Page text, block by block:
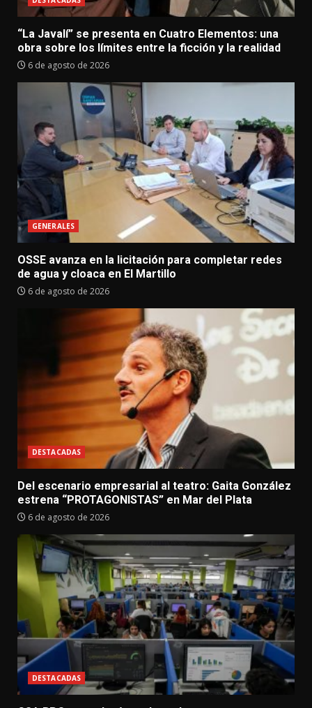
“La Javalí” se presenta en Cuatro Elementos: una
obra sobre los límites entre la ficción y la realidad
6 de agosto de 2026
GENERALES
OSSE avanza en la licitación para completar redes
de agua y cloaca en El Martillo
6 de agosto de 2026
DESTACADAS
Del escenario empresarial al teatro: Gaita González
estrena “PROTAGONISTAS” en Mar del Plata
6 de agosto de 2026
DESTACADAS